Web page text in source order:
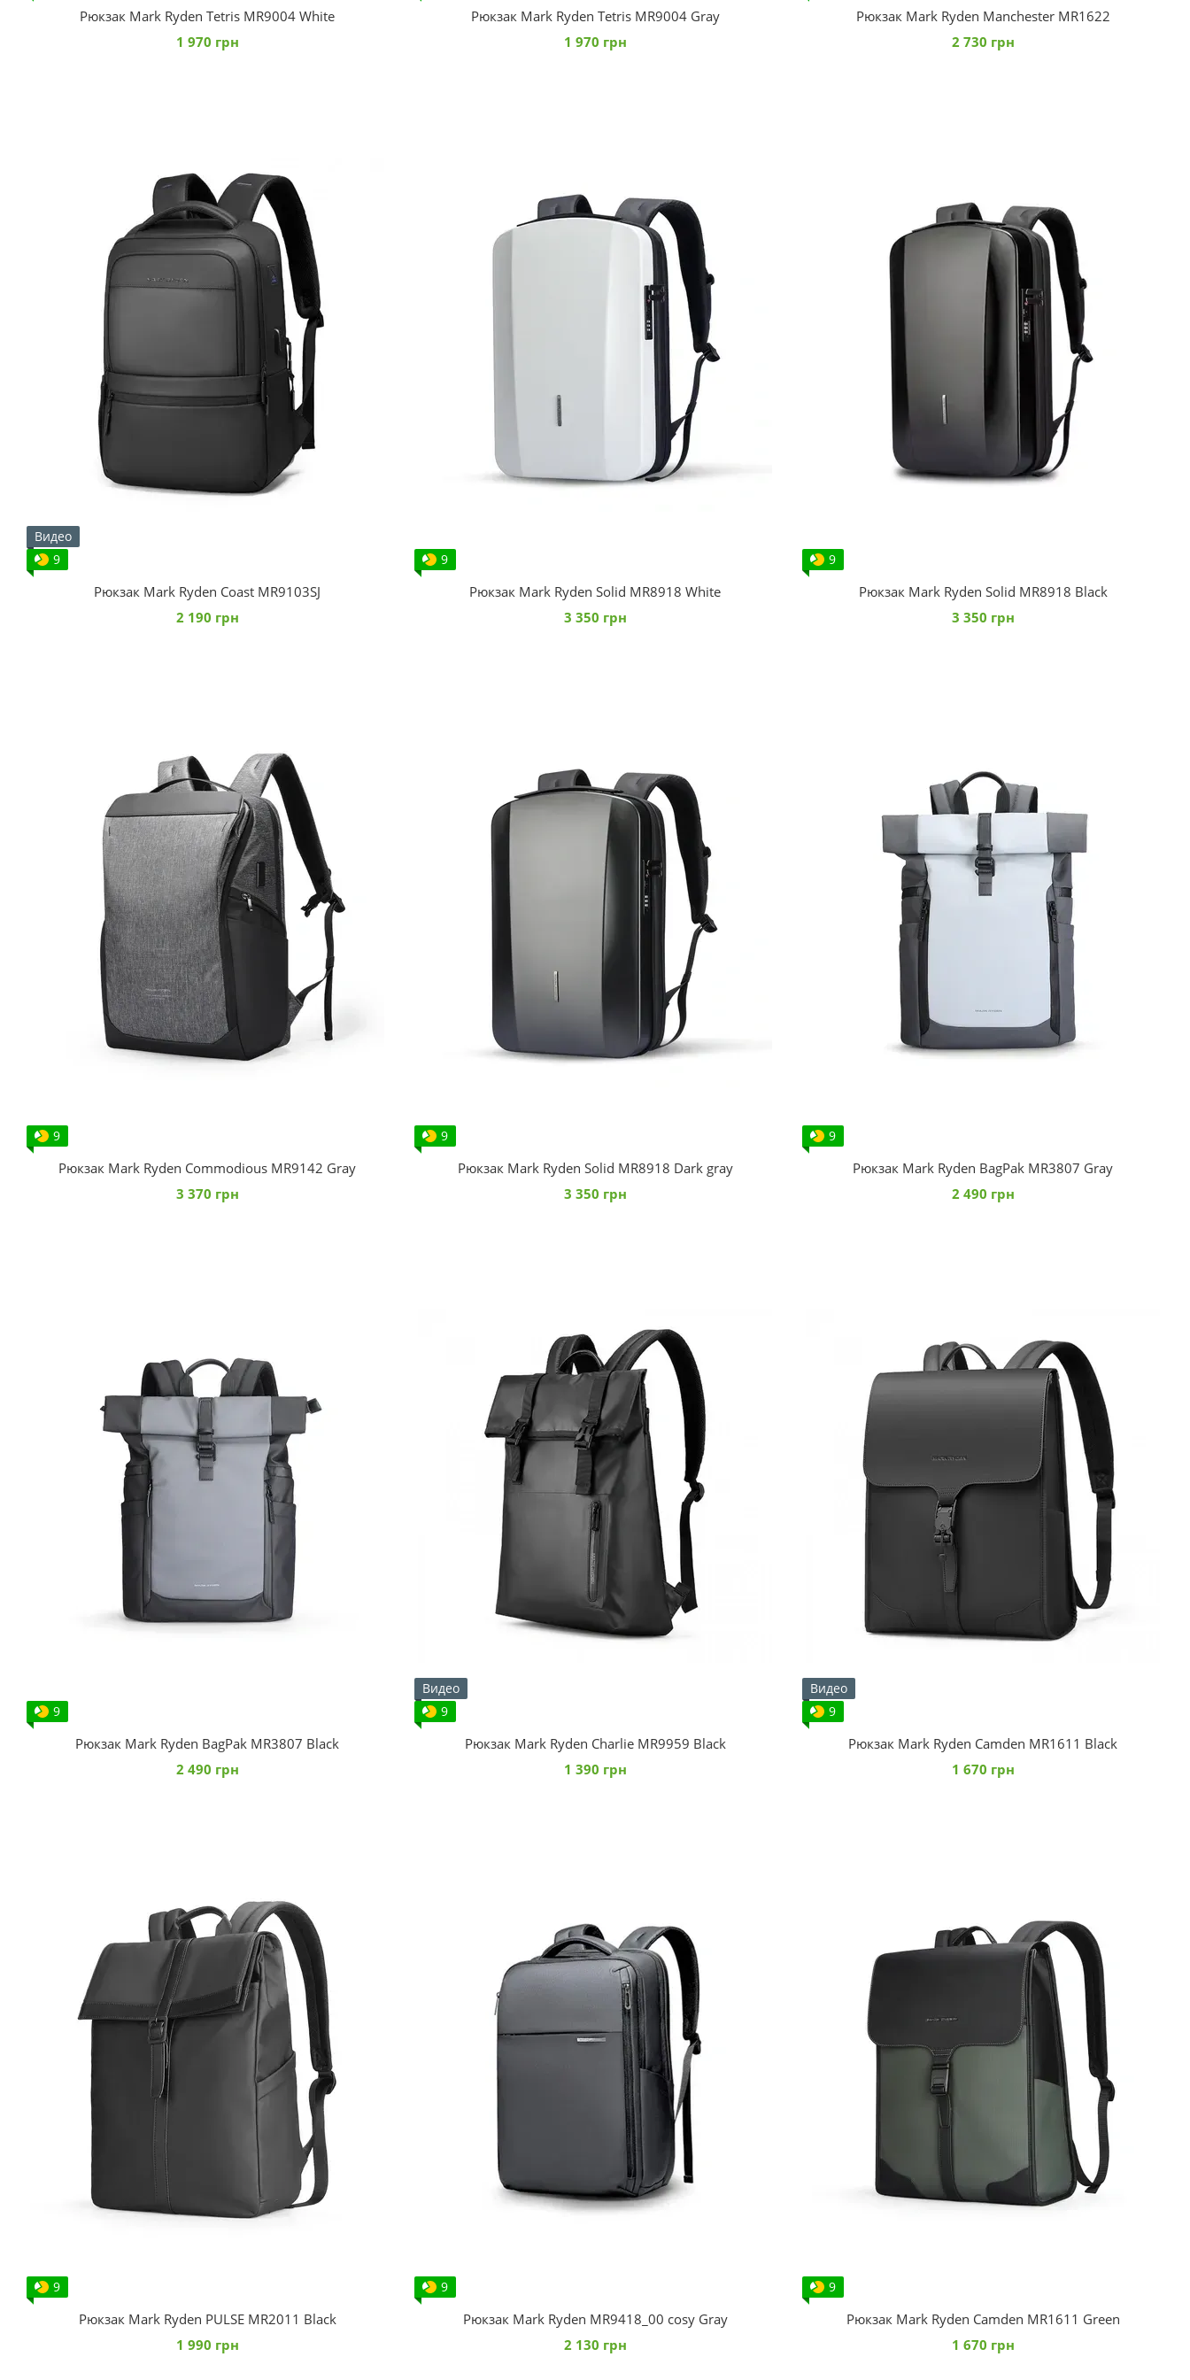
Рюкзак Mark Ryden Tetris MR9004 White
1 970 грн
Рюкзак Mark Ryden Tetris MR9004 Gray
1 970 грн
Рюкзак Mark Ryden Manchester MR1622
2 730 грн
Видео
9
Рюкзак Mark Ryden Coast MR9103SJ
2 190 грн
9
Рюкзак Mark Ryden Solid MR8918 White
3 350 грн
9
Рюкзак Mark Ryden Solid MR8918 Black
3 350 грн
9
Рюкзак Mark Ryden Commodious MR9142 Gray
3 370 грн
9
Рюкзак Mark Ryden Solid MR8918 Dark gray
3 350 грн
9
Рюкзак Mark Ryden BagPak MR3807 Gray
2 490 грн
9
Рюкзак Mark Ryden BagPak MR3807 Black
2 490 грн
Видео
9
Рюкзак Mark Ryden Charlie MR9959 Black
1 390 грн
Видео
9
Рюкзак Mark Ryden Camden MR1611 Black
1 670 грн
9
Рюкзак Mark Ryden PULSE MR2011 Black
1 990 грн
9
Рюкзак Mark Ryden MR9418_00 сosy Gray
2 130 грн
9
Рюкзак Mark Ryden Camden MR1611 Green
1 670 грн